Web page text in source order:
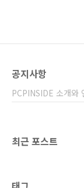
직 정확한 스펙과 가격을
공지사항
PCPINSIDE 소개와
최근 포스트